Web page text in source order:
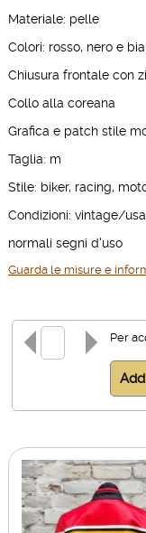
Materiale: pelle
Colori: rosso, nero e
Chiusura frontale con
Collo alla coreana
Grafica e patch stile
Taglia: m
Stile: biker, racing,
Condizioni: vintage/
normali segni d'uso
Guarda le misure e
Per